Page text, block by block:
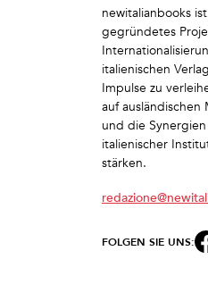
newitalianbooks
gegründetes
italienischen
Impulse zu
auf ausländischen
und die
italienischer
stärken.
FOLGEN SIE UNS: